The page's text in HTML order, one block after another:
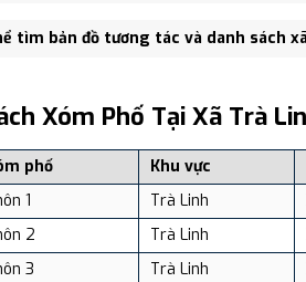
có Diện tích: 158.19 km², Dân số: 7,088
tìm bản đồ tương tác và danh sách
lịch uy tín tại Việt Nam.
Xóm Phố Tại Xã Trà
phố Khu vực
1 Trà Linh
2 Trà Linh
3 Trà Linh